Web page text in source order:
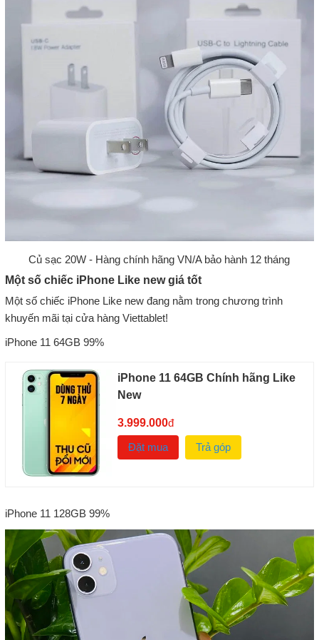
Củ sạc 20W - Hàng chính hãng VN/A bảo hành 12 tháng
Một số chiếc iPhone Like new giá tốt
Một số chiếc iPhone Like new đang nằm trong chương trình
khuyến mãi tại cửa hàng Viettablet!
iPhone 11 64GB 99%
iPhone 11 64GB Chính hãng Like
New
3.999.000đ
Đặt mua
Trả góp
iPhone 11 128GB 99%